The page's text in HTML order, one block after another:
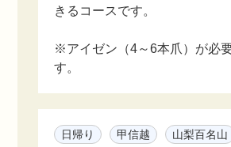
きるコースです。
※アイゼン（4～6本爪）が必
す。
日帰り 甲信越 山梨百名山